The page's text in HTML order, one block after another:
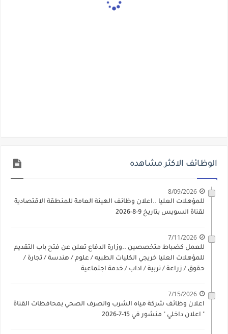
الوظائف الاكثر مشاهده
8/09/2026
للمؤهلات العليا ..اعلان وظائف الهيئة العامة للمنطقة الاقتصادية
لقناة السويس بتاريخ 9-8-2026
7/11/2026
للعمل كضباط متخصصين ..وزارة الدفاع تعلن عن فتح باب التقديم
للمؤهلات العليا خريجي الكليات الطبيه / علوم / هندسة / تجارة /
حقوق / زراعة / تربية / اداب / خدمة اجتماعية
7/15/2026
اعلان وظائف شركة مياه الشرب والصرف الصحي بمحافظات القناة
" اعلان داخلي " منشور في 15-7-2026